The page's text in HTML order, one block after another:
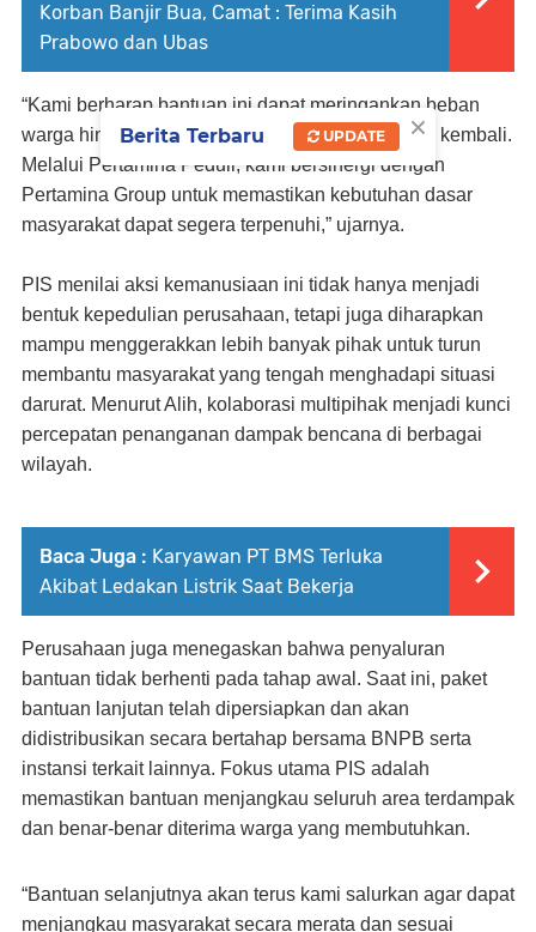
Korban Banjir Bua, Camat : Terima Kasih
Prabowo dan Ubas
“Kami berharap bantuan ini dapat meringankan beban
warga hingga kondisi di wilayah terdampak pulih kembali.
Melalui Pertamina Peduli, kami bersinergi dengan
Pertamina Group untuk memastikan kebutuhan dasar
masyarakat dapat segera terpenuhi,” ujarnya.
PIS menilai aksi kemanusiaan ini tidak hanya menjadi
bentuk kepedulian perusahaan, tetapi juga diharapkan
mampu menggerakkan lebih banyak pihak untuk turun
membantu masyarakat yang tengah menghadapi situasi
darurat. Menurut Alih, kolaborasi multipihak menjadi kunci
percepatan penanganan dampak bencana di berbagai
wilayah.
Baca Juga : Karyawan PT BMS Terluka
Akibat Ledakan Listrik Saat Bekerja
Perusahaan juga menegaskan bahwa penyaluran
bantuan tidak berhenti pada tahap awal. Saat ini, paket
bantuan lanjutan telah dipersiapkan dan akan
didistribusikan secara bertahap bersama BNPB serta
instansi terkait lainnya. Fokus utama PIS adalah
memastikan bantuan menjangkau seluruh area terdampak
dan benar-benar diterima warga yang membutuhkan.
“Bantuan selanjutnya akan terus kami salurkan agar dapat
menjangkau masyarakat secara merata dan sesuai
×
Berita Terbaru UPDATE